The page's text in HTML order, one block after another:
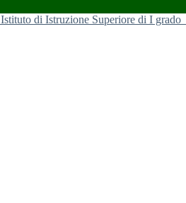
Istituto di Istruzione Superiore di I grado